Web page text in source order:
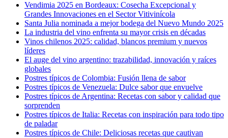
Vendimia 2025 en Bordeaux: Cosecha Excepcional y
Grandes Innovaciones en el Sector Vitivinícola
Santa Julia nominada a mejor bodega del Nuevo Mundo 2025
La industria del vino enfrenta su mayor crisis en décadas
Vinos chilenos 2025: calidad, blancos premium y nuevos
líderes
El auge del vino argentino: trazabilidad, innovación y raíces
globales
Postres típicos de Colombia: Fusión llena de sabor
Postres típicos de Venezuela: Dulce sabor que envuelve
Postres típicos de Argentina: Recetas con sabor y calidad que
sorprenden
Postres típicos de Italia: Recetas con inspiración para todo tipo
de paladar
Postres típicos de Chile: Deliciosas recetas que cautivan